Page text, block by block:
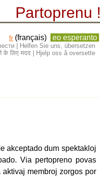
Partoprenu !
fr(français) eo esperanto
| Helfen Sie uns, übersetzen
के लिए मदद | Hjelp oss å oversette
akceptado dum spektakloj
Via pertopreno povas
membroj zorgos por